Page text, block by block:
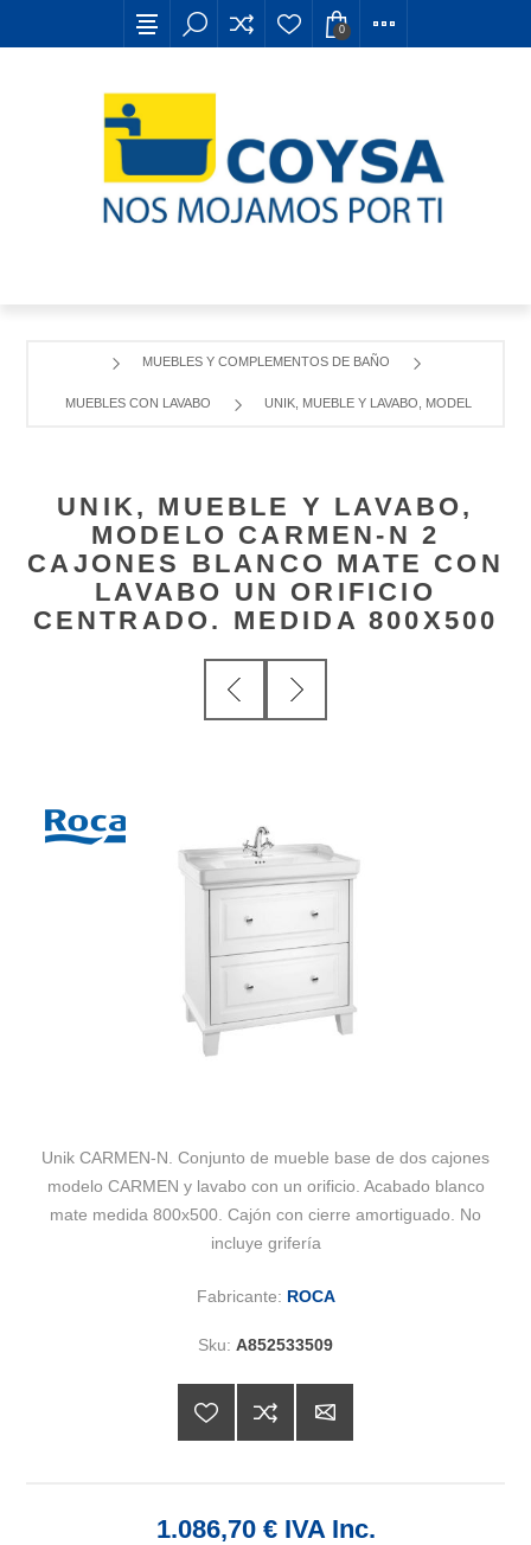
0
MUEBLES Y COMPLEMENTOS DE BAÑO
MUEBLES CON LAVABO UNIK, MUEBLE Y LAVABO, MODELO
UNIK, MUEBLE Y LAVABO,
MODELO CARMEN-N 2
CAJONES BLANCO MATE CON
LAVABO UN ORIFICIO
CENTRADO. MEDIDA 800X500
Unik CARMEN-N. Conjunto de mueble base de dos cajones
modelo CARMEN y lavabo con un orificio. Acabado blanco
mate medida 800x500. Cajón con cierre amortiguado. No
incluye grifería
Fabricante: ROCA
Sku: A852533509
1.086,70 € IVA Inc.